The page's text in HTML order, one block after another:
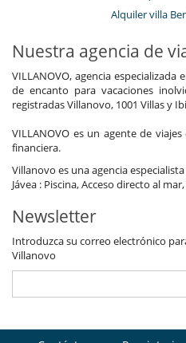
Alquiler villa
Nuestra agencia de
VILLANOVO, agencia
de encanto para vacaciones
registradas Villanovo, 1001 Villas y
VILLANOVO es un agente de
financiera.
Villanovo es una agencia
Jávea : Piscina, Acceso directo al
Newsletter
Introduzca su correo electrónico
Villanovo